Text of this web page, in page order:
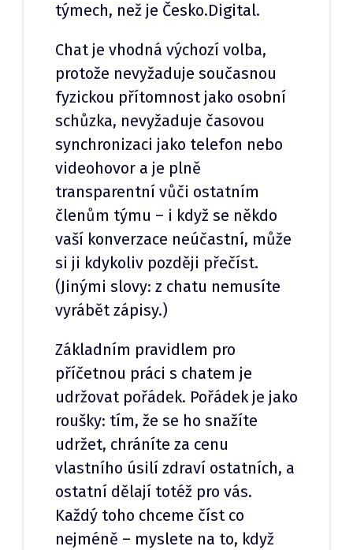
týmech, než je Česko.Digital.
Chat je vhodná výchozí volba,
protože nevyžaduje současnou
fyzickou přítomnost jako osobní
schůzka, nevyžaduje časovou
synchronizaci jako telefon nebo
videohovor a je plně
transparentní vůči ostatním
členům týmu – i když se někdo
vaší konverzace neúčastní, může
si ji kdykoliv později přečíst.
(Jinými slovy: z chatu nemusíte
vyrábět zápisy.)
Základním pravidlem pro
příčetnou práci s chatem je
udržovat pořádek. Pořádek je jako
roušky: tím, že se ho snažíte
udržet, chráníte za cenu
vlastního úsilí zdraví ostatních, a
ostatní dělají totéž pro vás.
Každý toho chceme číst co
nejméně – myslete na to, když